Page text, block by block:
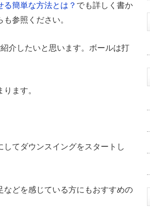
簡単な方法とは？ でも詳しく書か
参照ください。
介したいと思います。ボールは打
ます。
してダウンスイングをスタートし
などを感じている方にもおすすめの